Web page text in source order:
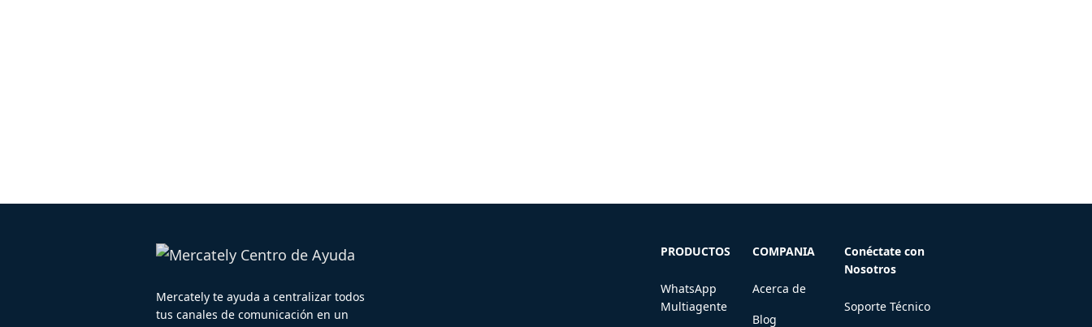
Mercately te ayuda a centralizar todos
tus canales de comunicación en un
PRODUCTOS
WhatsApp
Multiagente
COMPANIA
Acerca de
Blog
Conéctate con
Nosotros
Soporte Técnico